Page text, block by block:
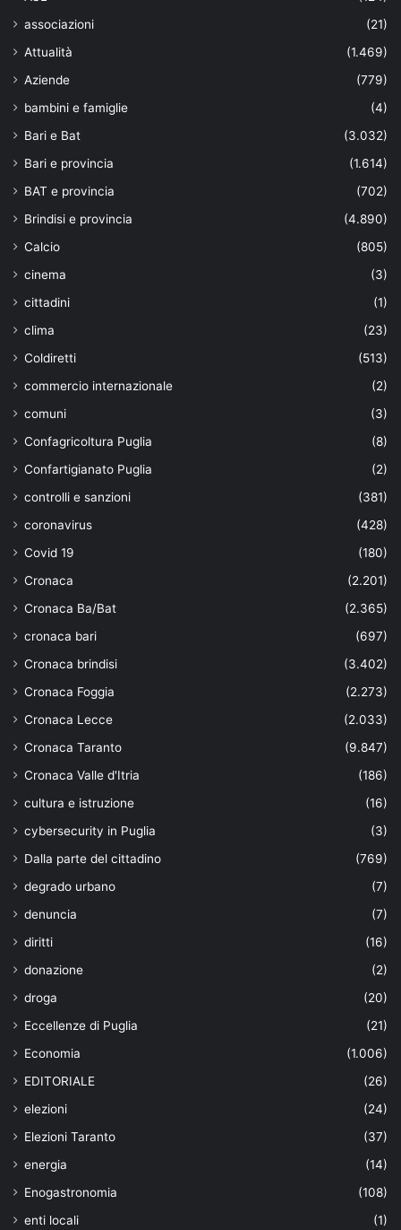
associazioni
(21)
Attualità
(1.469)
Aziende
(779)
bambini e famiglie
(4)
Bari e Bat
(3.032)
Bari e provincia
(1.614)
BAT e provincia
(702)
Brindisi e provincia
(4.890)
Calcio
(805)
cinema
(3)
cittadini
(1)
clima
(23)
Coldiretti
(513)
commercio internazionale
(2)
comuni
(3)
Confagricoltura Puglia
(8)
Confartigianato Puglia
(2)
controlli e sanzioni
(381)
coronavirus
(428)
Covid 19
(180)
Cronaca
(2.201)
Cronaca Ba/Bat
(2.365)
cronaca bari
(697)
Cronaca brindisi
(3.402)
Cronaca Foggia
(2.273)
Cronaca Lecce
(2.033)
Cronaca Taranto
(9.847)
Cronaca Valle d'Itria
(186)
cultura e istruzione
(16)
cybersecurity in Puglia
(3)
Dalla parte del cittadino
(769)
degrado urbano
(7)
denuncia
(7)
diritti
(16)
donazione
(2)
droga
(20)
Eccellenze di Puglia
(21)
Economia
(1.006)
EDITORIALE
(26)
elezioni
(24)
Elezioni Taranto
(37)
energia
(14)
Enogastronomia
(108)
enti locali
(1)